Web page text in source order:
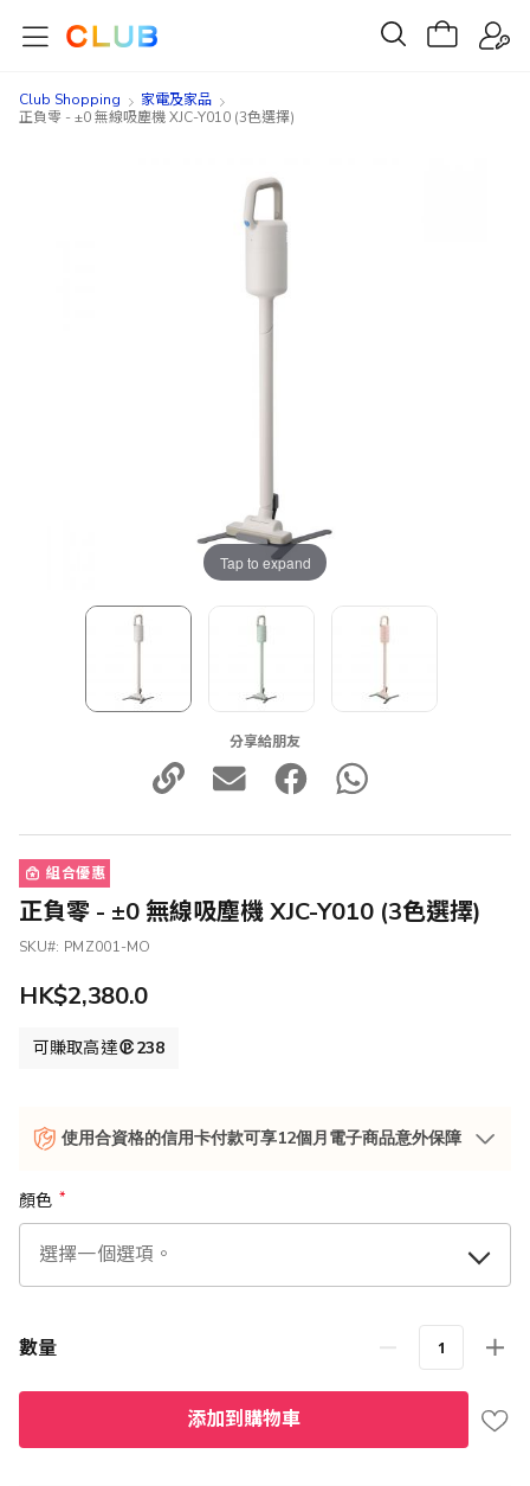
Club Shopping
家電及家品
正負零 - ±0 無線吸塵機 XJC-Y010 (3色選擇)
Tap to expand
分享給朋友
組合優惠
正負零 - ±0 無線吸塵機 XJC-Y010 (3色選擇)
SKU PMZ001-MO
HK$2,380.0
可賺取高達 238
使用合資格的信用卡付款可享12個月電子商品意外保障
顏色
數量
添加到購物車